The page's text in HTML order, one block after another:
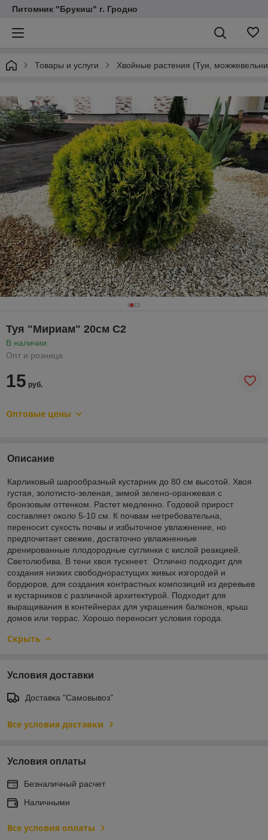
Питомник "Брукиш" г. Гродно
Товары и услуги Хвойные растения (Туи,
Туя "Мириам" 20см С2
В наличии
Опт и розница
15 руб.
Оптовые цены
Описание
Карликовый шарообразный кустарник до 80 см высотой. Хвоя
густая, золотисто-зеленая, зимой зелено-оранжевая с
бронзовым оттенком. Растет медленно. Годовой прирост
составляет около 5-10 см. К почвам нетребовательна,
переносит сухость почвы и избыточное увлажнение, но
предпочитает свежие, достаточно увлажненные
дренированные плодородные суглинки с кислой реакцией.
Светолюбива. В тени хвоя тускнеет. Отлично подходит для
создания низких свободнорастущих живых изгородей и
бордюров, для создания контрастных композиций из деревьев
и кустарников с различной архитектурой. Подходит для
выращивания в контейнерах для украшения балконов, крыш
домов или террас. Хорошо переносит условия города.
Скрыть
Условия доставки
Доставка "Самовывоз"
Все условия доставки
Условия оплаты
Безналичный расчет
Наличными
Все условия оплаты